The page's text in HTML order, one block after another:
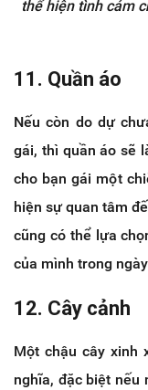
thể hiện tình cảm
11. Quần áo
Nếu còn do dự
gái, thì quần áo sẽ
cho bạn gái một
hiện sự quan tâm
cũng có thể lựa
của mình trong
12. Cây cảnh
Một chậu cây xinh
nghĩa, đặc biệt nếu